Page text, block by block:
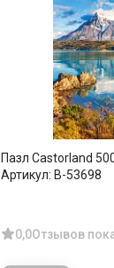
Пазл Castorland
Артикул: B-53698
0,0Отзывов